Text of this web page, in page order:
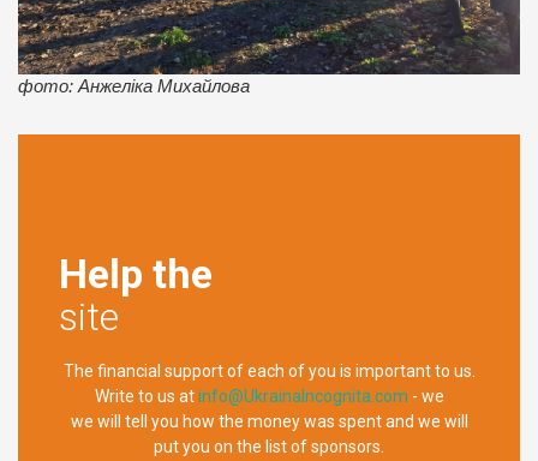
фото: Анжеліка Михайлова
Help the
site
The financial support of each of you is important to us.
Write to us atinfo@UkrainaIncognita.com - we
we will tell you how the money was spent and we will
put you on the list of sponsors.